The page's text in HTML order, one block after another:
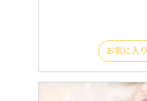
お気に入り